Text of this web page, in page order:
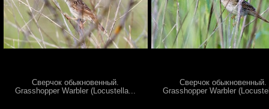
Сверчок обыкновенный.
Grasshopper Warbler (Locustella...
Сверчок обыкновенный.
Grasshopper Warbler